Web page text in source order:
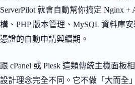
ServerPilot 就會自動幫你搞定 Nginx +
構、PHP 版本管理、MySQL 資料庫
憑證的自動申請與續期。
跟 cPanel 或 Plesk 這類傳統主機面板
設計理念完全不同。它不做「大而全